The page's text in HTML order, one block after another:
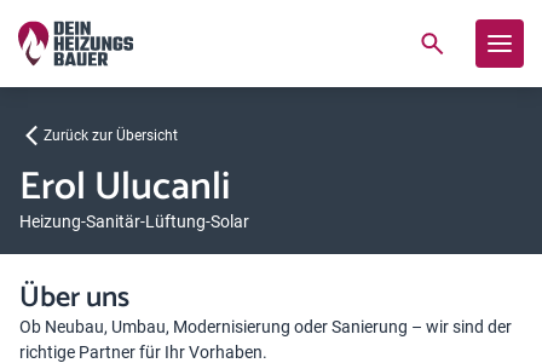
Zurück zur Übersicht
Erol Ulucanli
Heizung-Sanitär-Lüftung-Solar
Über uns
Ob Neubau, Umbau, Modernisierung oder Sanierung – wir sind der
richtige Partner für Ihr Vorhaben.